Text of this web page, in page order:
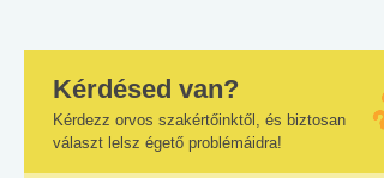
Kérdésed van?
Kérdezz orvos szakértőinktől, és biztosan
választ lelsz égető problémáidra!